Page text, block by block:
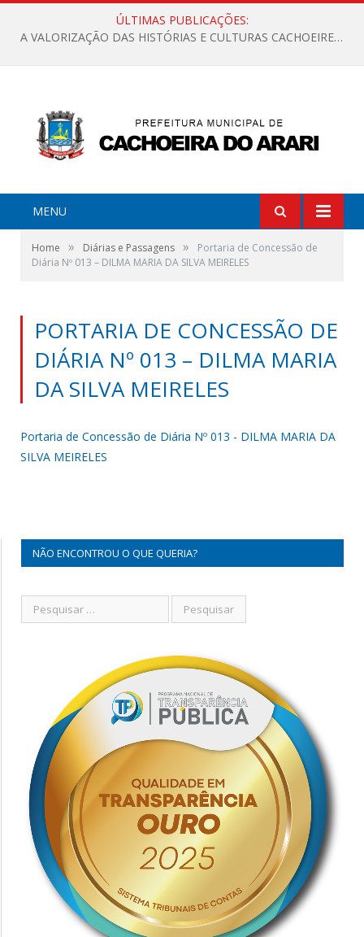
ÚLTIMAS PUBLICAÇÕES:
A VALORIZAÇÃO DAS HISTÓRIAS E CULTURAS CACHOEIRENSES
MENU
Home » Diárias e Passagens »
Portaria de Concessão de
Diária Nº 013 – DILMA MARIA DA SILVA MEIRELES
PORTARIA DE CONCESSÃO DE
DIÁRIA Nº 013 – DILMA MARIA
DA SILVA MEIRELES
Portaria de Concessão de Diária Nº 013 - DILMA MARIA DA
SILVA MEIRELES
NÃO ENCONTROU O QUE QUERIA?